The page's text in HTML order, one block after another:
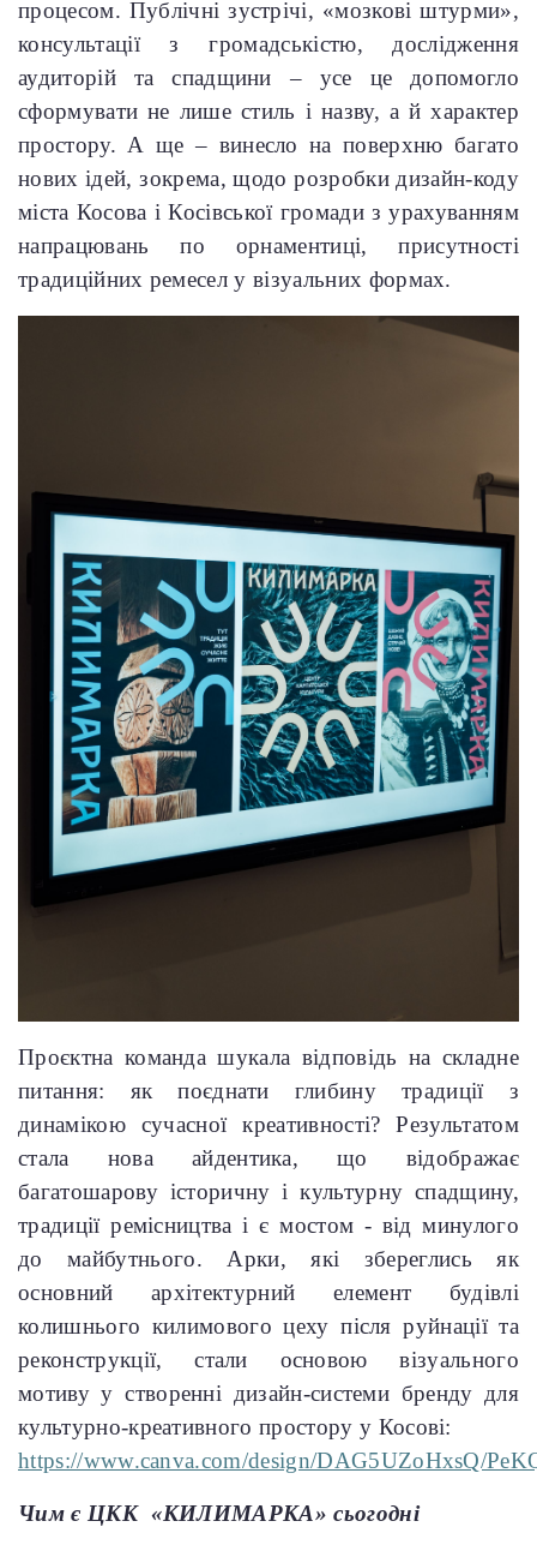
процесом. Публічні зустрічі, «мозкові штурми»,
консультації з громадськістю, дослідження
аудиторій та спадщини – усе це допомогло
сформувати не лише стиль і назву, а й характер
простору. А ще – винесло на поверхню багато
нових ідей, зокрема, щодо розробки дизайн-коду
міста Косова і Косівської громади з урахуванням
напрацювань по орнаментиці, присутності
традиційних ремесел у візуальних формах.
Проєктна команда шукала відповідь на складне
питання: як поєднати глибину традиції з
динамікою сучасної креативності?
Результатом
стала нова айдентика, що відображає
багатошарову історичну і культурну спадщину,
традиції ремісництва і є мостом - від минулого
до майбутнього. Арки, які збереглись як
основний архітектурний елемент будівлі
колишнього килимового цеху після руйнації та
реконструкції, стали основою візуального
мотиву у створенні дизайн-системи бренду для
культурно-креативного простору у Косові:
https://www.canva.com/design/DAG5UZoHxsQ/
Чим є ЦКК «КИЛИМАРКА» сьогодні